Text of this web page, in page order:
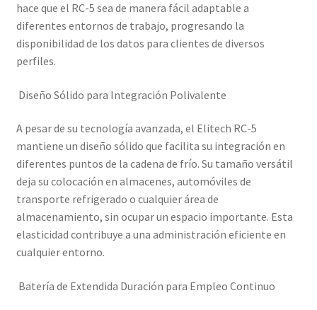
hace que el RC-5 sea de manera fácil adaptable a
diferentes entornos de trabajo, progresando la
disponibilidad de los datos para clientes de diversos
perfiles.
Diseño Sólido para Integración Polivalente
A pesar de su tecnología avanzada, el Elitech RC-5
mantiene un diseño sólido que facilita su integración en
diferentes puntos de la cadena de frío. Su tamaño versátil
deja su colocación en almacenes, automóviles de
transporte refrigerado o cualquier área de
almacenamiento, sin ocupar un espacio importante. Esta
elasticidad contribuye a una administración eficiente en
cualquier entorno.
Batería de Extendida Duración para Empleo Continuo